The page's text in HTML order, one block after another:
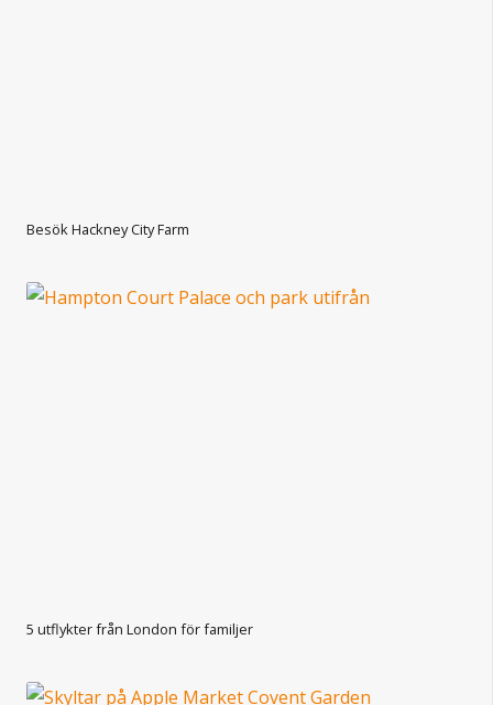
Besök Hackney City Farm
5 utflykter från London för familjer